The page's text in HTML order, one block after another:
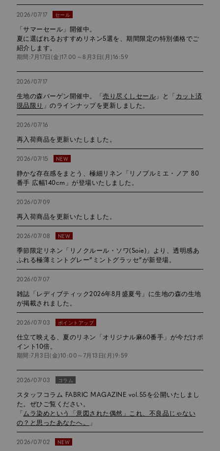
2026/07/17 セール
「サマーセール」開催中。
夏に選ばれるおすすめリネン5選を、期間限定の特別価格でご
紹介します。
期間:7月17日(金)17:00～8月3日(月)16:59
2026/07/17
生地の森バーゲン開催中。「売り尽くしセール 」と「 カット済
現品限り 」のラインナップを更新しました。
2026/07/16
再入荷商品を更新いたしました。
2026/07/15 NEW
静かな存在感をまとう、極細リネン「リノプルミエ・ノア 80
番手 広幅140cm」が登場いたしました。
2026/07/09
再入荷商品を更新いたしました。
2026/07/08 NEW
季節限定リネン「リノクルール・ソワ(Soie)」より、透明感あ
ふれる極薄ミントグレー”ミントグラッセ”が新登場。
2026/07/07
雑誌「レディブティック2026年8月盛夏号」に生地の森の生地
が掲載されました。
2026/07/03 ポイントアップ
仕立て映える、夏のリネン「オリジナル麻60番手」が今だけポ
イント10倍。
期間:7月3日(金)10:00～7月13日(月)9:59
2026/07/03 コラム
スタッフコラム FABRIC MAGAZINE vol.55を公開いたしまし
た。ぜひご覧ください。
「ムラ染めという「意図された偶然」これ、不良品じゃない
の？と思ったあなたへ。
」
2026/07/02 NEW